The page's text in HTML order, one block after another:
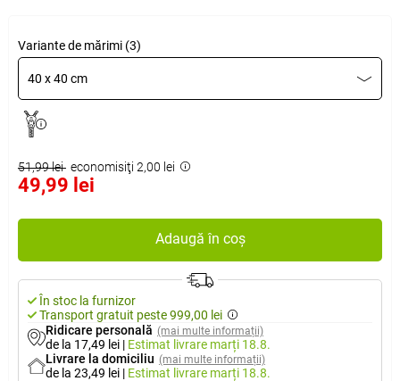
Variante de mărimi (3)
40 x 40 cm
51,99 lei economisiţi 2,00 lei
49,99 lei
Adaugă în coș
În stoc la furnizor
Transport gratuit peste 999,00 lei
Ridicare personală (mai multe informații)
de la 17,49 lei | Estimat livrare marți 18.8.
Livrare la domiciliu (mai multe informații)
de la 23,49 lei | Estimat livrare marți 18.8.